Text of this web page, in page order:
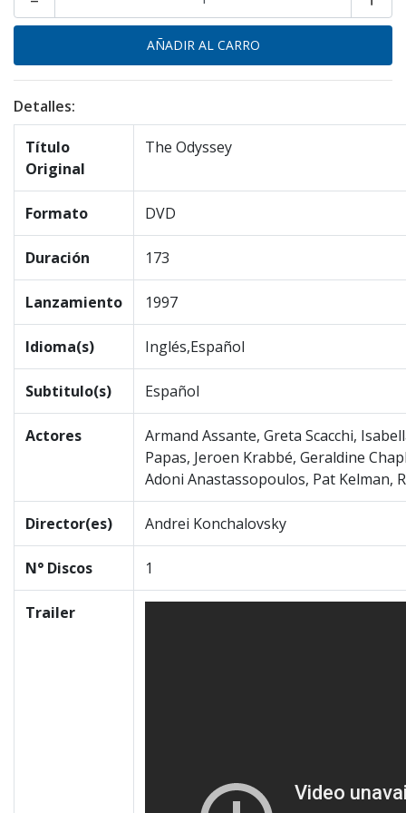
Detalles:
Título
Original
The Odyssey
Formato DVD
Duración 173
Lanzamiento 1997
Idioma(s) Inglés,Español
Subtitulo(s) Español
Actores
Armand Assante, Greta Scacchi,
Papas, Jeroen Krabbé, Geraldine
Adoni Anastassopoulos, Pat Kelman,
Director(es) Andrei Konchalovsky
N° Discos 1
Trailer